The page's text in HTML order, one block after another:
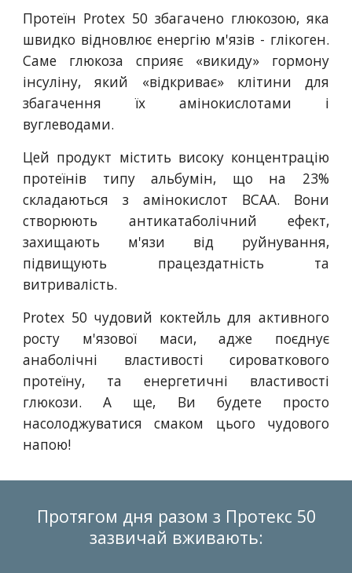
Протеїн Protex 50 збагачено глюкозою, яка
швидко відновлює енергію м'язів - глікоген.
Саме глюкоза сприяє «викиду» гормону
інсуліну, який «відкриває» клітини для
збагачення їх амінокислотами і
вуглеводами.
Цей продукт містить високу концентрацію
протеїнів типу альбумін, що на 23%
складаються з амінокислот ВСАА. Вони
створюють антикатаболічний ефект,
захищають м'язи від руйнування,
підвищують працездатність та
витривалість.
Protex 50 чудовий коктейль для активного
росту м'язової маси, адже поєднує
анаболічні властивості сироваткового
протеїну, та енергетичні властивості
глюкози. А ще, Ви будете просто
насолоджуватися смаком цього чудового
напою!
Протягом дня разом з Протекс 50
зазвичай вживають: